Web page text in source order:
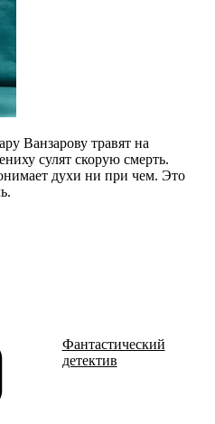
Ванзарову травят на
сулят скорую смерть.
духи ни при чем. Это
Фантастический
детектив